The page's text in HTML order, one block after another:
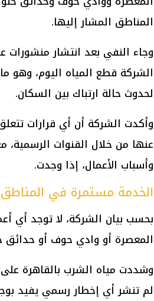
المناطق المشار إليها.
وجاء النفي بعد انتشار منشورات
الشركة قطع المياه اليوم، وهو
لحدوث حالة ارتباك بين السكان.
وأكدت الشركة أن أي قرارات
عنها من خلال القنوات الرسمية،
وأسباب الأعمال، إذا وجدت.
الخدمة مستمرة في المناطق
بحسب بيان الشركة، لا توجد أي
المعصرة أو وادي حوف أو حدائق
وشددت مياه الشرب بالقاهرة
لم تنشر أي إخطار رسمي يفيد